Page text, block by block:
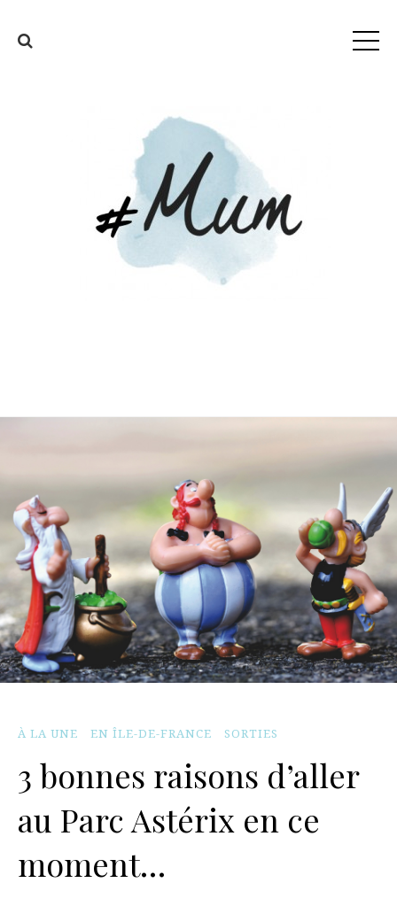
À LA UNE EN ÎLE-DE-FRANCE SORTIES
3 bonnes raisons d’aller
au Parc Astérix en ce
moment…